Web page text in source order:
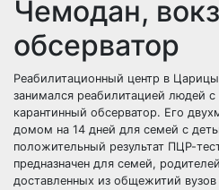
Чемодан,
обсерватор
Реабилитационный центр в
занимался реабилитацией людей
карантинный обсерватор. Его
домом на 14 дней для семей с
положительный результат ПЦР-
предназначен для семей,
доставленных из общежитий